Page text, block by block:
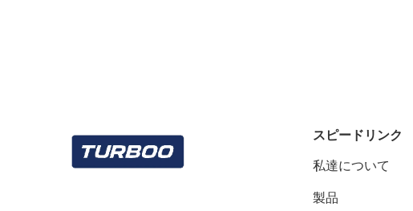
スピードリンク
私達について
製品